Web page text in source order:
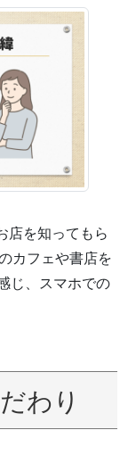
店を知ってもら
カフェや書店を
じ、スマホでの
わり